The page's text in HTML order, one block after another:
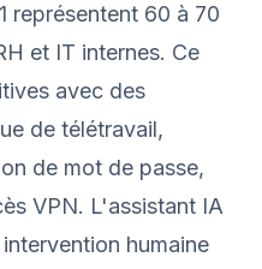
représentent 60 à 70
et IT internes. Ce
avec des
de télétravail,
de mot de passe,
VPN. L'assistant IA
humaine